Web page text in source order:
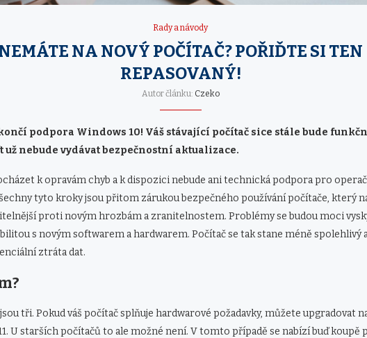
Rady a návody
NA NOVÝ POČÍTAČ? POŘIĎTE SI TEN
REPASOVANÝ!
Autor článku: Czeko
podpora Windows 10! Váš stávající počítač sice stále bude
už nebude vydávat bezpečnostní aktualizace.
k opravám chyb a k dispozici nebude ani technická podpora pro
tyto kroky jsou přitom zárukou bezpečného používání počítače, který
proti novým hrozbám a zranitelnostem. Problémy se budou moci
s novým softwarem a hardwarem. Počítač se tak stane méně spolehlivý
ztráta dat.
tři. Pokud váš počítač splňuje hardwarové požadavky, můžete upgradovat
U starších počítačů to ale možné není. V tomto případě se nabízí buď koupě